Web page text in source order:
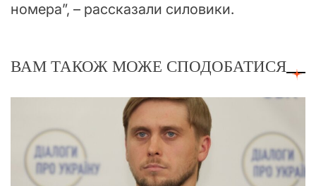
номера”, – рассказали силовики.
ВАМ ТАКОЖ МОЖЕ СПОДОБАТИСЯ